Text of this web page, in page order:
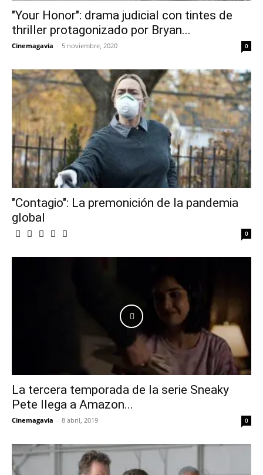
"Your Honor": drama judicial con tintes de
thriller protagonizado por Bryan...
Cinemagavia - 5 noviembre, 2020 0
"Contagio": La premonición de la pandemia
global
0
La tercera temporada de la serie Sneaky
Pete llega a Amazon...
Cinemagavia - 8 abril, 2019 0